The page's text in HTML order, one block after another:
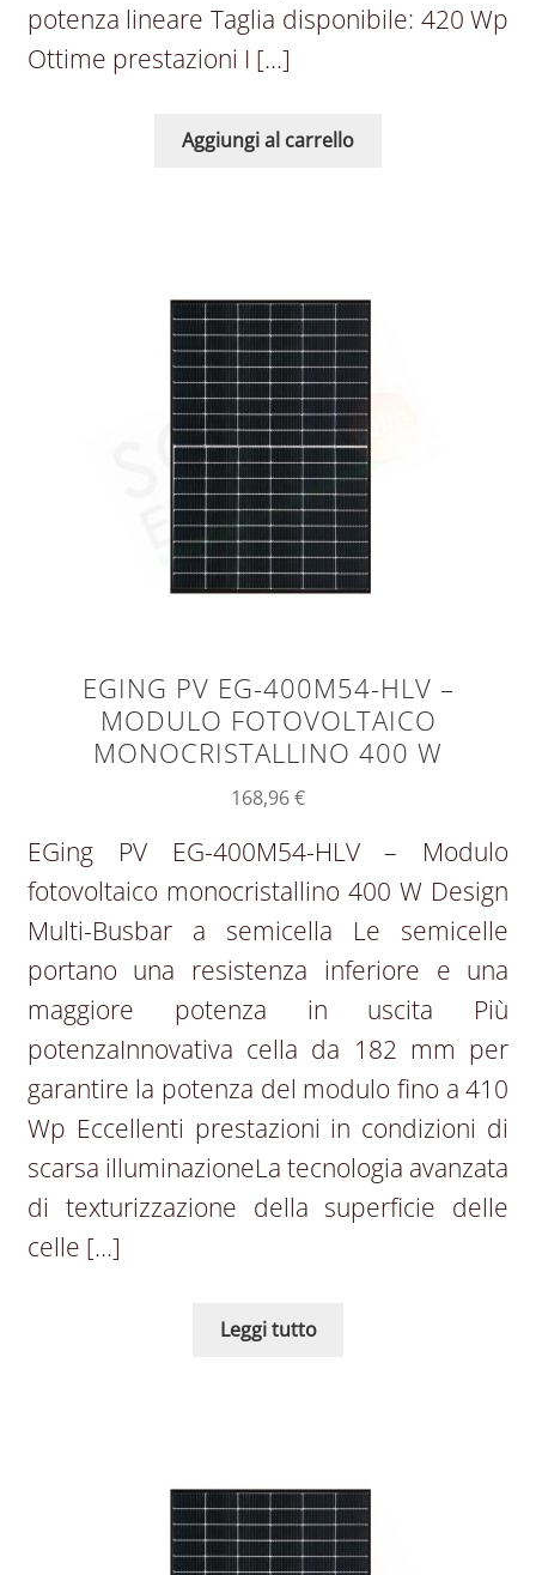
potenza lineare Taglia disponibile: 420 Wp
Ottime prestazioni I […]
Aggiungi al carrello
EGING PV EG-400M54-HLV –
MODULO FOTOVOLTAICO
MONOCRISTALLINO 400 W
168,96€
EGing PV EG-400M54-HLV – Modulo
fotovoltaico monocristallino 400 W Design
Multi-Busbar a semicella Le semicelle
portano una resistenza inferiore e una
maggiore potenza in uscita Più
potenzaInnovativa cella da 182 mm per
garantire la potenza del modulo fino a 410
Wp Eccellenti prestazioni in condizioni di
scarsa illuminazioneLa tecnologia avanzata
di texturizzazione della superficie delle
celle […]
Leggi tutto